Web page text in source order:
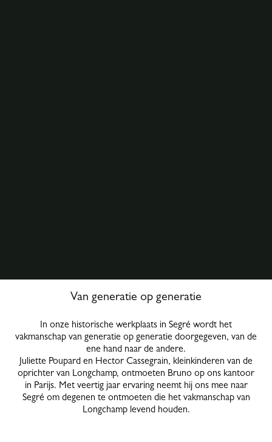
Van generatie op generatie
In onze historische werkplaats in Segré wordt het
vakmanschap van generatie op generatie doorgegeven, van de
ene hand naar de andere.
Juliette Poupard en Hector Cassegrain, kleinkinderen van de
oprichter van Longchamp, ontmoeten Bruno op ons kantoor
in Parijs. Met veertig jaar ervaring neemt hij ons mee naar
Segré om degenen te ontmoeten die het vakmanschap van
Longchamp levend houden.